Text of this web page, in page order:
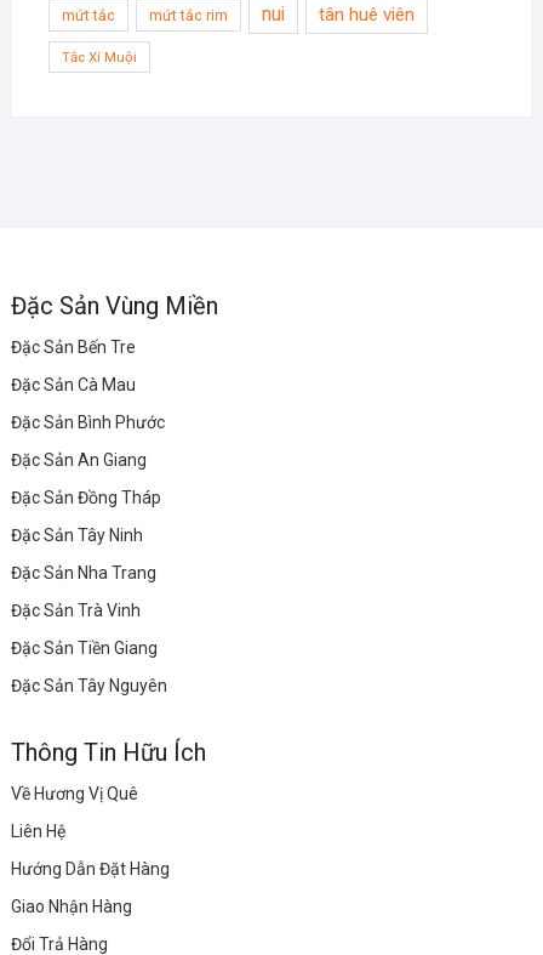
mứt tắc mứt tắc rim nui tân huê viên
Tắc Xí Muội
Đặc Sản Vùng Miền
Đặc Sản Bến Tre
Đặc Sản Cà Mau
Đặc Sản Bình Phước
Đặc Sản An Giang
Đặc Sản Đồng Tháp
Đặc Sản Tây Ninh
Đặc Sản Nha Trang
Đặc Sản Trà Vinh
Đặc Sản Tiền Giang
Đặc Sản Tây Nguyên
Thông Tin Hữu Ích
Về Hương Vị Quê
Liên Hệ
Hướng Dẫn Đặt Hàng
Giao Nhận Hàng
Đổi Trả Hàng